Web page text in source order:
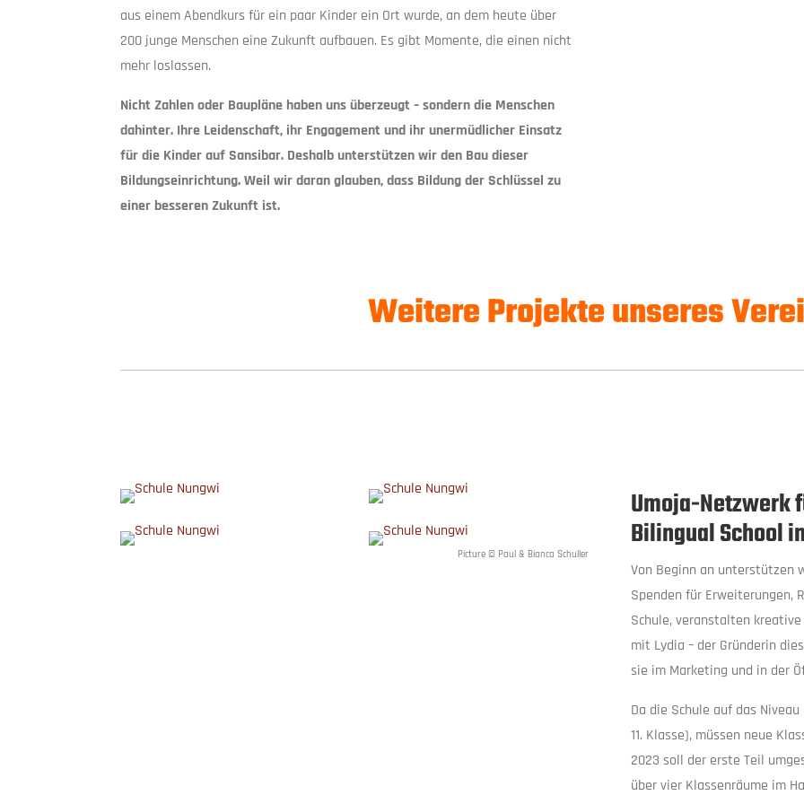
aus einem Abendkurs für ein paar Kinder ein Ort wurde, an dem heute über
200 junge Menschen eine Zukunft aufbauen. Es gibt Momente, die einen nicht
mehr loslassen.
Nicht Zahlen oder Baupläne haben uns überzeugt – sondern die Menschen
dahinter. Ihre Leidenschaft, ihr Engagement und ihr unermüdlicher Einsatz
für die Kinder auf Sansibar. Deshalb unterstützen wir den Bau dieser
Bildungseinrichtung. Weil wir daran glauben, dass Bildung der Schlüssel zu
einer besseren Zukunft ist.
Weitere Projekte unseres
Picture © Paul & Bianca Schuller
Umoja-Netzwerk
Bilingual School
Von Beginn an unterstützen
Spenden für Erweiterungen,
Schule, veranstalten
mit Lydia – der Gründerin
sie im Marketing und in der
Da die Schule auf das
11. Klasse), müssen neue
2023 soll der erste Teil
über vier Klassenräume im